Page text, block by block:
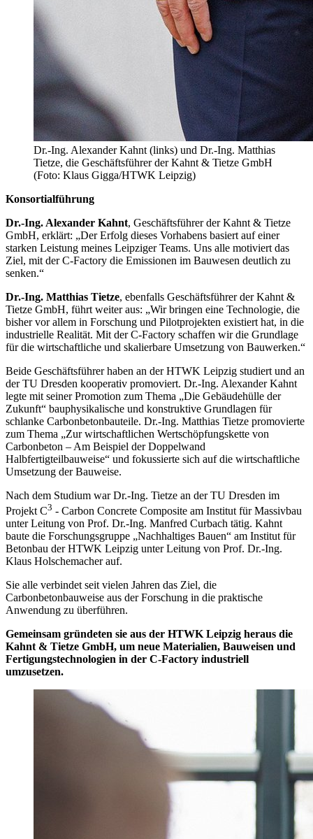
Dr.-Ing. Alexander Kahnt (links) und Dr.-Ing. Matthias
Tietze, die Geschäftsführer der Kahnt & Tietze GmbH
(Foto: Klaus Gigga/HTWK Leipzig)
Konsortialführung
Dr.-Ing. Alexander Kahnt, Geschäftsführer der Kahnt & Tietze
GmbH, erklärt: „Der Erfolg dieses Vorhabens basiert auf einer
starken Leistung meines Leipziger Teams. Uns alle motiviert das
Ziel, mit der C-Factory die Emissionen im Bauwesen deutlich zu
senken.“
Dr.-Ing. Matthias Tietze, ebenfalls Geschäftsführer der Kahnt &
Tietze GmbH, führt weiter aus: „Wir bringen eine Technologie, die
bisher vor allem in Forschung und Pilotprojekten existiert hat, in die
industrielle Realität. Mit der C-Factory schaffen wir die Grundlage
für die wirtschaftliche und skalierbare Umsetzung von Bauwerken.“
Beide Geschäftsführer haben an der HTWK Leipzig studiert und an
der TU Dresden kooperativ promoviert. Dr.-Ing. Alexander Kahnt
legte mit seiner Promotion zum Thema „Die Gebäudehülle der
Zukunft“ bauphysikalische und konstruktive Grundlagen für
schlanke Carbonbetonbauteile. Dr.-Ing. Matthias Tietze promovierte
zum Thema „Zur wirtschaftlichen Wertschöpfungskette von
Carbonbeton – Am Beispiel der Doppelwand
Halbfertigteilbauweise“ und fokussierte sich auf die wirtschaftliche
Umsetzung der Bauweise.
Nach dem Studium war Dr.-Ing. Tietze an der TU Dresden im
Projekt C3 - Carbon Concrete Composite am Institut für Massivbau
unter Leitung von Prof. Dr.-Ing. Manfred Curbach tätig. Kahnt
baute die Forschungsgruppe „Nachhaltiges Bauen“ am Institut für
Betonbau der HTWK Leipzig unter Leitung von Prof. Dr.-Ing.
Klaus Holschemacher auf.
Sie alle verbindet seit vielen Jahren das Ziel, die
Carbonbetonbauweise aus der Forschung in die praktische
Anwendung zu überführen.
Gemeinsam gründeten sie aus der HTWK Leipzig heraus die
Kahnt & Tietze GmbH, um neue Materialien, Bauweisen und
Fertigungstechnologien in der C-Factory industriell
umzusetzen.